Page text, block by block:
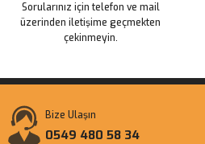
Sorularınız için telefon ve mail
üzerinden iletişime geçmekten
çekinmeyin.
Bize Ulaşın
0549 480 58 34